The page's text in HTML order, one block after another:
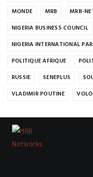
MONDE
MRB MRB-
NIGERIA BUSINESS COUNCIL
NIGERIA INTERNATIONAL
POLITIQUE AFRIQUE
RUSSIE
SENEPLUS
VLADIMIR POUTINE